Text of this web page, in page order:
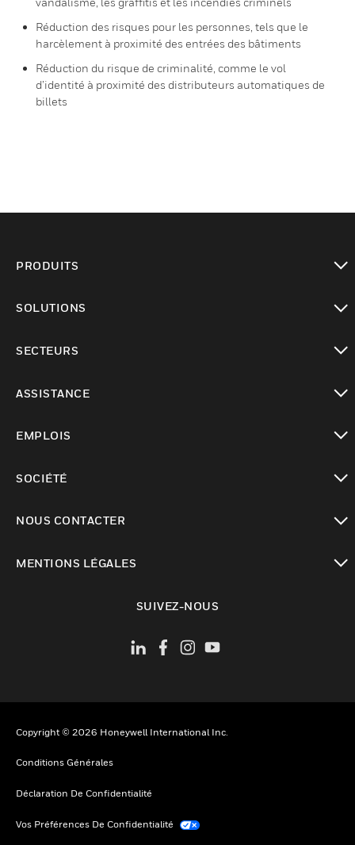
Réduction des risques pour les personnes, tels que le
harcèlement à proximité des entrées des bâtiments
Réduction du risque de criminalité, comme le vol
d’identité à proximité des distributeurs automatiques de
billets
PRODUITS
SOLUTIONS
SECTEURS
ASSISTANCE
EMPLOIS
SOCIÉTÉ
NOUS CONTACTER
MENTIONS LÉGALES
SUIVEZ-NOUS
Copyright © 2026 Honeywell International Inc.
Conditions Générales
Déclaration De Confidentialité
Vos Préférences De Confidentialité